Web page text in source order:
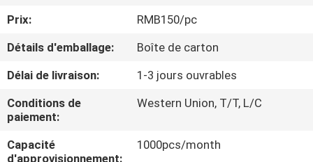
NOUS
VISITE
DE
L'USINE
Prix:
RMB150/pc
Détails d'emballage:
Boîte de carton
Délai de livraison:
1-3 jours ouvrables
Conditions de
paiement:
Western Union, T/T, L/C
Capacité
d'approvisionnement:
1000pcs/month